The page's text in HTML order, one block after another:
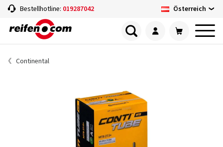
Bestellhotline: 019287042 Österreich
Continental